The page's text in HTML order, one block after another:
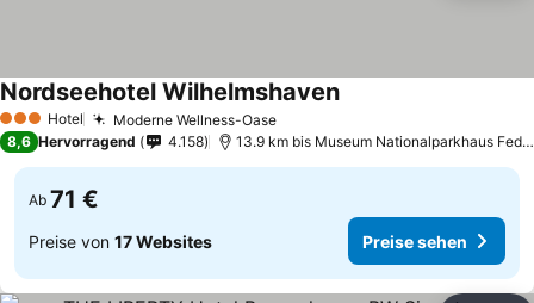
3 SterneHotel Moderne Wellness-OasePreise sehen
Nordseehotel WilhelmshavenPreise sehen
8,6 Hervorragend 4.158 13.9 km bis Museum Nationalparkhaus
Ab 71 €
Preise von 17 Websites Preise sehen